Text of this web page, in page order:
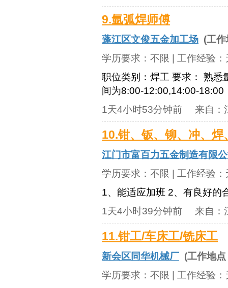
9.氩弧焊师傅
蓬江区文俊五金加工场 (工
学历要求： 不限 | 工作经验：
职位类别：焊工 要求： 熟悉
间为8:00-12:00,14:00-18:00
1天4小时53分钟前 来自：
10.钳、钣、铆、冲、焊
江门市富百力五金制造有限
学历要求： 不限 | 工作经验：
1、能适应加班 2、有良好的
1天4小时39分钟前 来自：
11.钳工/车床工/铣床工
新会区同华机械厂 (工作地点
学历要求： 不限 | 工作经验：